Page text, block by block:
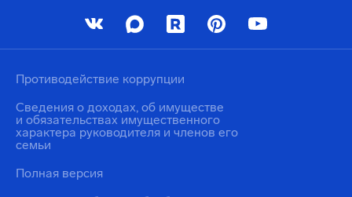
Противодействие коррупции
Сведения о доходах, об имуществе
и обязательствах имущественного
характера руководителя и членов его
семьи
Полная версия